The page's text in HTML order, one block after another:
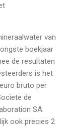
van
boekjaar
de resultaten
is het
bruto per
de
SA.
ook precies 2